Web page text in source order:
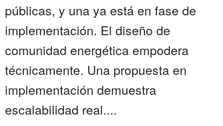
públicas, y una ya está en fase de
implementación. El diseño de
comunidad energética empodera
técnicamente. Una propuesta en
implementación demuestra
escalabilidad real....